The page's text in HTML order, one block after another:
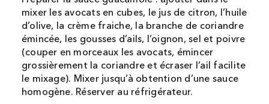
mixer les avocats en cubes, le jus de citron, l’huile
d’olive, la crème fraiche, la branche de coriandre
émincée, les gousses d’ails, l’oignon, sel et poivre
(couper en morceaux les avocats, émincer
grossièrement la coriandre et écraser l’ail facilite
le mixage). Mixer jusqu’à obtention d’une sauce
homogène. Réserver au réfrigérateur.